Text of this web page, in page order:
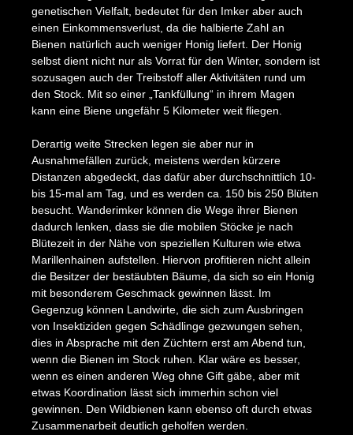
genetischen Vielfalt, bedeutet für den Imker aber auch
einen Einkommensverlust, da die halbierte Zahl an
Bienen natürlich auch weniger Honig liefert. Der Honig
selbst dient nicht nur als Vorrat für den Winter, sondern ist
sozusagen auch der Treibstoff aller Aktivitäten rund um
den Stock. Mit so einer „Tankfüllung“ in ihrem Magen
kann eine Biene ungefähr 5 Kilometer weit fliegen.
Derartig weite Strecken legen sie aber nur in
Ausnahmefällen zurück, meistens werden kürzere
Distanzen abgedeckt, das dafür aber durchschnittlich 10-
bis 15-mal am Tag, und es werden ca. 150 bis 250 Blüten
besucht. Wanderimker können die Wege ihrer Bienen
dadurch lenken, dass sie die mobilen Stöcke je nach
Blütezeit in der Nähe von speziellen Kulturen wie etwa
Marillenhainen aufstellen. Hiervon profitieren nicht allein
die Besitzer der bestäubten Bäume, da sich so ein Honig
mit besonderem Geschmack gewinnen lässt. Im
Gegenzug können Landwirte, die sich zum Ausbringen
von Insektiziden gegen Schädlinge gezwungen sehen,
dies in Absprache mit den Züchtern erst am Abend tun,
wenn die Bienen im Stock ruhen. Klar wäre es besser,
wenn es einen anderen Weg ohne Gift gäbe, aber mit
etwas Koordination lässt sich immerhin schon viel
gewinnen. Den Wildbienen kann ebenso oft durch etwas
Zusammenarbeit deutlich geholfen werden.